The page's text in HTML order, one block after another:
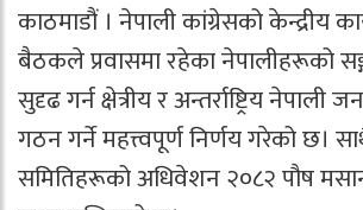
काठमाडौं । नेपाली कांग्रेसको केन्द्रीय
बैठकले प्रवासमा रहेका नेपालीहरूको
सुदृढ गर्न क्षेत्रीय र अन्तर्राष्ट्रिय
गठन गर्ने महत्त्वपूर्ण निर्णय गरेको छ।
समितिहरूको अधिवेशन २०८२ पौष